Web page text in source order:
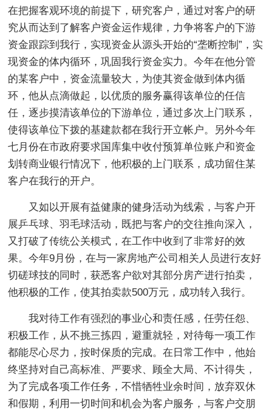
在把握客观环境的前提下，研究客户，通过对客户的研
究从而达到了解客户资金运作规律，力争将客户的下游
资金跟踪到我行，实现资金从源头开始的“垄断控制”，实
现资金的体内循环，巩固我行资金实力。今年在他分管
的某客户中，资金流量较大，为使其资金做到体内循
环，他从点滴做起，以优质的服务赢得该单位的任信
任，逐步摸清该单位的下游单位，通过多次上门联系，
使得该单位下拨的基建款都在我行开立帐户。另外今年
七月份在市政府要求国库集中收付预算单位账户和资金
划转商业银行情况下，他积极的上门联系，成功留住某
客户在我行的开户。
又如以开展有益健康的健身活动为线索，与客户开
展乒乓球、羽毛球活动，既把与客户的交往推向深入，
又打破了传统公关模式，在工作中收到了非常好的效
果。今年9月份，在与一家房地产公司相关人员进行友好
切磋球技的同时，获悉客户欲对其部分房产进行拍卖，
他积极的工作，使其拍卖款500万元，成功转入我行。
我对待工作有强烈的事业心和责任感，任劳任怨、
积极工作，从不挑三拣四，避重就轻，对待每一项工作
都能尽心尽力，按时保质的完成。在日常工作中，他始
终坚持对自己高标准、严要求、顾全大局、不计得失，
为了完成各项工作任务，不惜牺牲业余时间，放弃双休
和假期，利用一切时间和机会为客户服务，与客户交朋